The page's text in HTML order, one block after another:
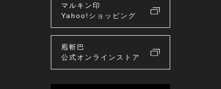
マルキン印
Yahoo!ショッピング
庖斬巴
公式オンラインストア